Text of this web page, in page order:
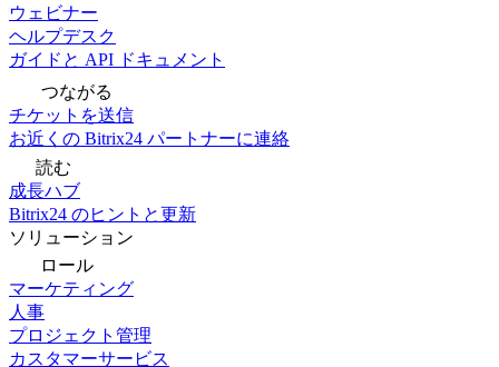
ウェビナー
ヘルプデスク
ガイドと API ドキュメント
つながる
チケットを送信
お近くの Bitrix24 パートナーに連絡
読む
成長ハブ
Bitrix24 のヒントと更新
ソリューション
ロール
マーケティング
人事
プロジェクト管理
カスタマーサービス